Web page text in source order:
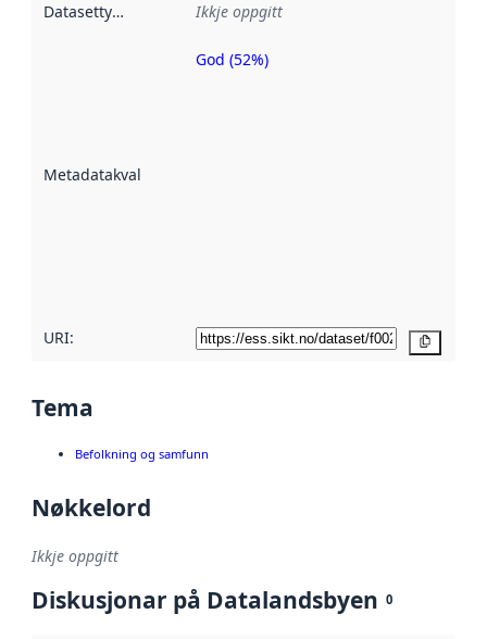
Datasettype Ikkje oppgitt
Metadatakvalitet
Metadatakvalitet
God (52%)
URI:
Tema
Befolkning og samfunn
Nøkkelord
Ikkje oppgitt
Diskusjonar på Datalandsbyen 0